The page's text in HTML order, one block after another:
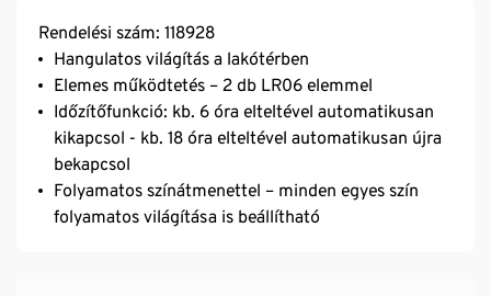
Rendelési szám: 118928
Hangulatos világítás a lakótérben
Elemes működtetés – 2 db LR06 elemmel
Időzítőfunkció: kb. 6 óra elteltével automatikusan
kikapcsol - kb. 18 óra elteltével automatikusan újra
bekapcsol
Folyamatos színátmenettel – minden egyes szín
folyamatos világítása is beállítható